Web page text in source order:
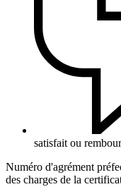
satisfait ou
Numéro d'agrément
des charges de la